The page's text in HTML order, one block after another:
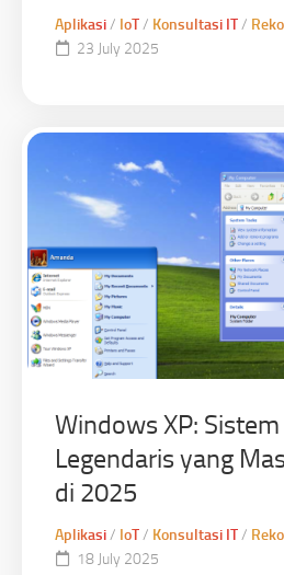
Aplikasi/ IoT/ Konsultasi IT/
23 July 2025
Windows XP:
Legendaris yang
di 2025
Aplikasi/ IoT/ Konsultasi IT/
18 July 2025